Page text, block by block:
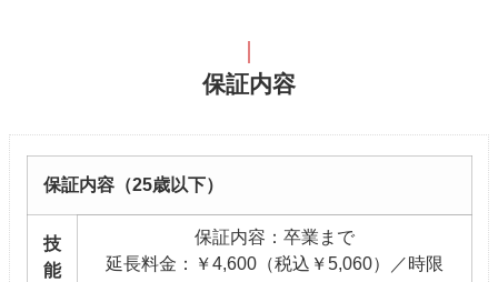
保証内容
保証内容（25歳以下）
技
能
保証内容：卒業まで
延長料金：￥4,600（税込￥5,060）／時限